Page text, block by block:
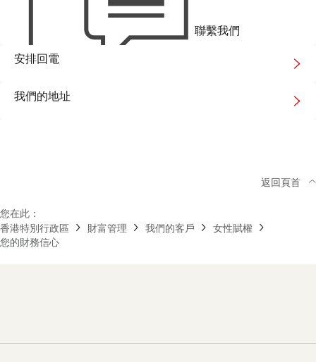
聯繫我們
安排回電
我們的地址
您在此：
香港特別行政區
財富管理 我們的客戶
女性賦權
您的財務信心
返回頁首